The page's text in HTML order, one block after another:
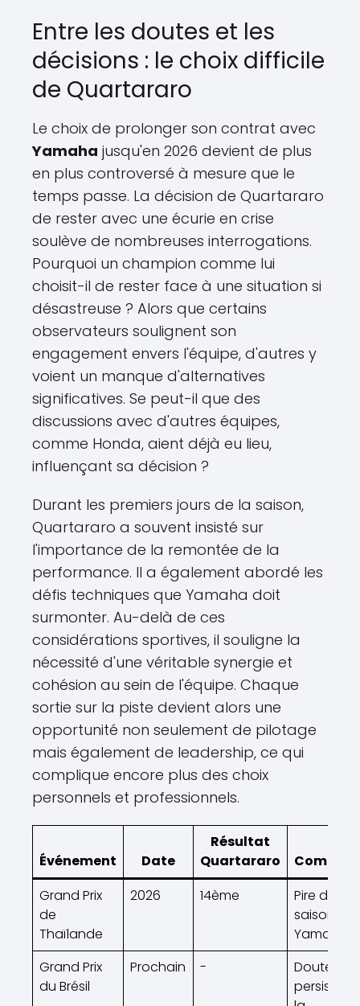
Entre les doutes et les
décisions : le choix difficile
de Quartararo
Le choix de prolonger son contrat avec
Yamaha jusqu'en 2026 devient de plus
en plus controversé à mesure que le
temps passe. La décision de Quartararo
de rester avec une écurie en crise
soulève de nombreuses interrogations.
Pourquoi un champion comme lui
choisit-il de rester face à une situation si
désastreuse ? Alors que certains
observateurs soulignent son
engagement envers l'équipe, d'autres y
voient un manque d'alternatives
significatives. Se peut-il que des
discussions avec d'autres équipes,
comme Honda, aient déjà eu lieu,
influençant sa décision ?
Durant les premiers jours de la saison,
Quartararo a souvent insisté sur
l'importance de la remontée de la
performance. Il a également abordé les
défis techniques que Yamaha doit
surmonter. Au-delà de ces
considérations sportives, il souligne la
nécessité d'une véritable synergie et
cohésion au sein de l'équipe. Chaque
sortie sur la piste devient alors une
opportunité non seulement de pilotage
mais également de leadership, ce qui
complique encore plus des choix
personnels et professionnels.
Événement Date
Résultat
Quartararo
Grand Prix
de
Thaïlande
2026 14ème
Pire
saison
Yamaha
Grand Prix
du Brésil
Prochain -
Doutes